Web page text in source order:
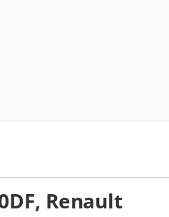
Renault